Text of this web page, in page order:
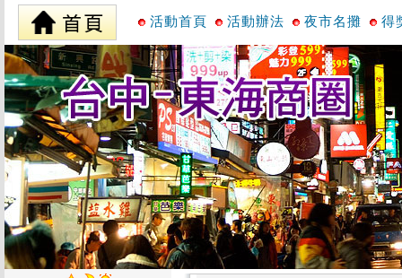
活動首頁 活動辦法 夜市名攤 得